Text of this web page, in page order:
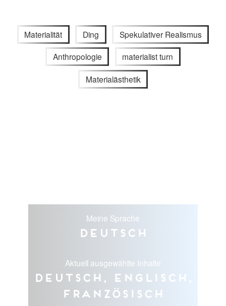
Materialität Ding Spekulativer Realismus
Anthropologie materialist turn
Materialästhetik
Meine Sprache
Deutsch
Aktuell ausgewählte Inhalte
Deutsch, Englisch,
Französisch